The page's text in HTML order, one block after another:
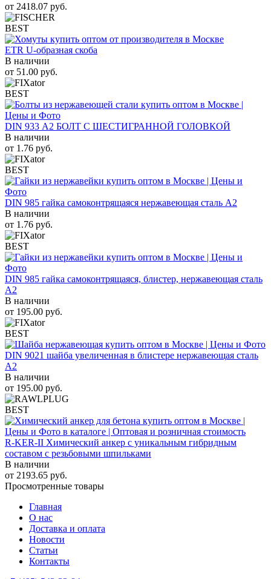
от 2418.07 руб.
BEST
ETR U-образная скоба
В наличии
от 51.00 руб.
BEST
DIN 933 А2 БОЛТ С ШЕСТИГРАННОЙ ГОЛОВКОЙ
В наличии
от 1.76 руб.
BEST
DIN 985 гайка самоконтрящаяся нержавеющая сталь A2
В наличии
от 1.76 руб.
BEST
DIN 985 гайка самоконтрящаяся, блистер, нержавеющая сталь
A2
В наличии
от 195.00 руб.
BEST
DIN 9021 шайба увеличенная в блистере нержавеющая сталь
A2
В наличии
от 195.00 руб.
BEST
R-KER-II Химический анкер с уникальным гибридным
составом с резьбовыми шпильками
В наличии
от 2193.65 руб.
Просмотренные товары
Главная
О нас
Доставка и оплата
Новости
Статьи
Контакты